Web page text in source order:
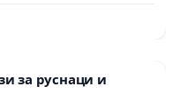
за руснаци и